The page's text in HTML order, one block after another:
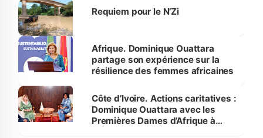
Requiem pour le N’Zi
Afrique. Dominique Ouattara
partage son expérience sur la
résilience des femmes africaines
Côte d’Ivoire. Actions caritatives :
Dominique Ouattara avec les
Premières Dames d’Afrique à